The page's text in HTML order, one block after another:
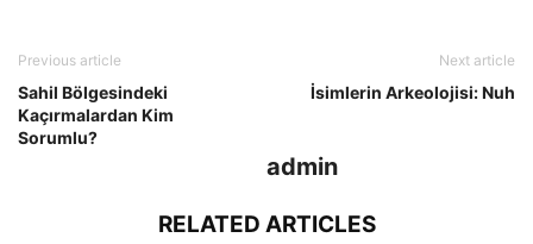
Previous article
Sahil Bölgesindeki
Kaçırmalardan Kim
Sorumlu?
Next article
İsimlerin Arkeolojisi: Nuh
admin
RELATED ARTICLES